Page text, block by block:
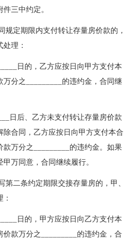
三中约定。
定期限内支付转让存量房价款的，
理：
日的，乙方应按日向甲方支付本
分之_________的违约金，合同继
日后、乙方未支付转让存量房价款
合同，乙方应按日向甲方支付本合
款万分之_________的违约金。如果
万同意，合同继续履行。
二条约定期限交接存量房的，甲、
日的，甲方应按日向乙方支付本
款万分之_________的违约金，合